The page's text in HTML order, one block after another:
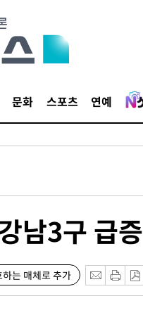
문화 스포츠 연예
남3구 급증
는 매체로 추가